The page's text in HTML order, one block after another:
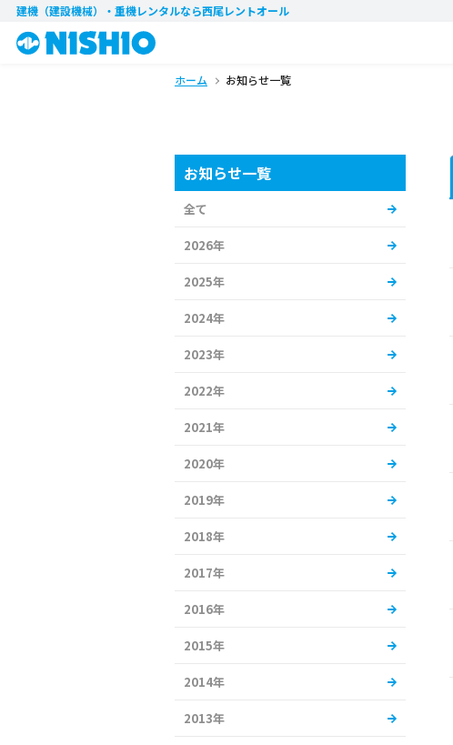
建機（建設機械）・重機レンタルなら西尾レントオール
ホーム お知らせ一覧
お知らせ一覧
全て
2026年
2025年
2024年
2023年
2022年
2021年
2020年
2019年
2018年
2017年
2016年
2015年
2014年
2013年